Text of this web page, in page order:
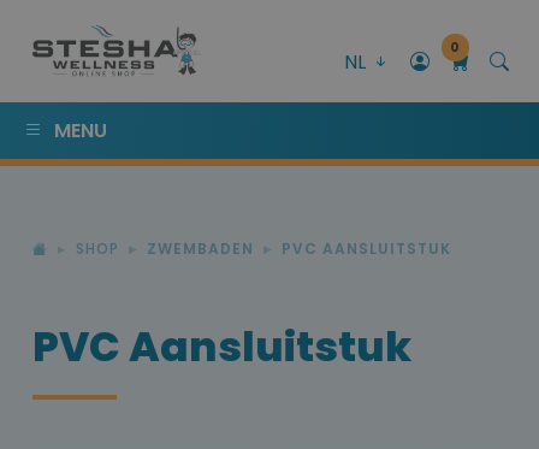
NL
0
MENU
SHOP ZWEMBADEN PVC AANSLUITSTUK
PVC Aansluitstuk